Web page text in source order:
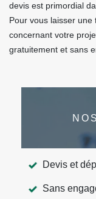
devis est primordial
Pour vous laisser
concernant votre
gratuitement et sans
Devis et
Sans